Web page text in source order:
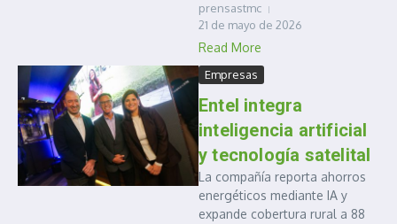
prensastmc
21 de mayo de 2026
Read More
Empresas
Entel integra
inteligencia artificial
y tecnología satelital
La compañía reporta ahorros
energéticos mediante IA y
expande cobertura rural a 88